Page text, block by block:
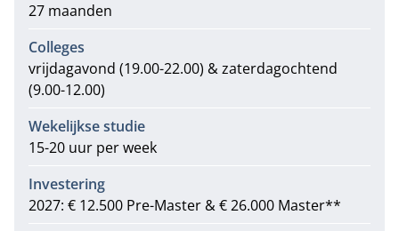
27 maanden
Colleges
vrijdagavond (19.00-22.00) & zaterdagochtend
(9.00-12.00)
Wekelijkse studie
15-20 uur per week
Investering
2027: € 12.500 Pre-Master & € 26.000 Master**